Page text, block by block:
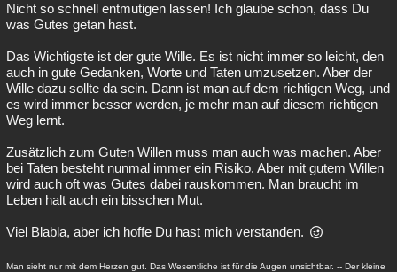
Nicht so schnell entmutigen lassen! Ich glaube schon, dass Du
was Gutes getan hast.
Das Wichtigste ist der gute Wille. Es ist nicht immer so leicht, den
auch in gute Gedanken, Worte und Taten umzusetzen. Aber der
Wille dazu sollte da sein. Dann ist man auf dem richtigen Weg, und
es wird immer besser werden, je mehr man auf diesem richtigen
Weg lernt.
Zusätzlich zum Guten Willen muss man auch was machen. Aber
bei Taten besteht nunmal immer ein Risiko. Aber mit gutem Willen
wird auch oft was Gutes dabei rauskommen. Man braucht im
Leben halt auch ein bisschen Mut.
Viel Blabla, aber ich hoffe Du hast mich verstanden.
Man sieht nur mit dem Herzen gut. Das Wesentliche ist für die Augen unsichtbar. -- Der kleine